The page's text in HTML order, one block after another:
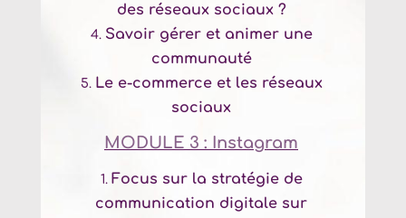
des réseaux sociaux ?
Savoir gérer et animer une
communauté
Le e-commerce et les réseaux
sociaux
MODULE 3 : Instagram
Focus sur la stratégie de
communication digitale sur